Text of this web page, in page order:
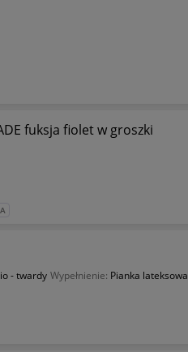
fuksja fiolet w groszki
- twardy Wypełnienie: Pianka lateksowa